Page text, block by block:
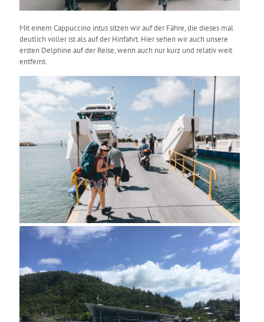
Mit einem Cappuccino intus sitzen wir auf der Fähre, die dieses mal
deutlich voller ist als auf der Hinfahrt. Hier sehen wir auch unsere
ersten Delphine auf der Reise, wenn auch nur kurz und relativ weit
entfernt.